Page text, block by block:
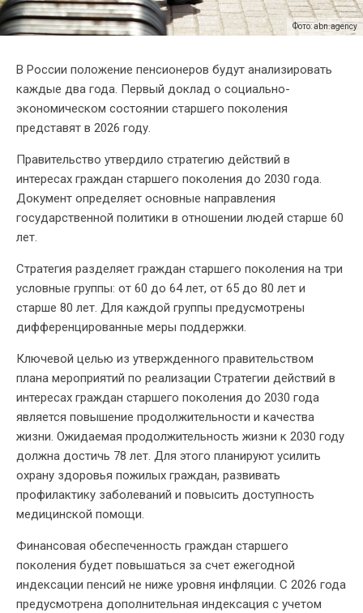
Фото: abn.agency
В России положение пенсионеров будут анализировать
каждые два года. Первый доклад о социально-
экономическом состоянии старшего поколения
представят в 2026 году.
Правительство утвердило стратегию действий в
интересах граждан старшего поколения до 2030 года.
Документ определяет основные направления
государственной политики в отношении людей старше 60
лет.
Стратегия разделяет граждан старшего поколения на три
условные группы: от 60 до 64 лет, от 65 до 80 лет и
старше 80 лет. Для каждой группы предусмотрены
дифференцированные меры поддержки.
Ключевой целью из утвержденного правительством
плана мероприятий по реализации Стратегии действий в
интересах граждан старшего поколения до 2030 года
является повышение продолжительности и качества
жизни. Ожидаемая продолжительность жизни к 2030 году
должна достичь 78 лет. Для этого планируют усилить
охрану здоровья пожилых граждан, развивать
профилактику заболеваний и повысить доступность
медицинской помощи.
Финансовая обеспеченность граждан старшего
поколения будет повышаться за счет ежегодной
индексации пенсий не ниже уровня инфляции. С 2026 года
предусмотрена дополнительная индексация с учетом